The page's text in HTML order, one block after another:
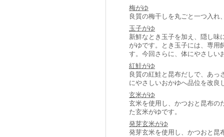
梅がゆ
良質の梅干しを丸ごと一つ入れ
玉子がゆ
新鮮なとき玉子を加え、隠し味
がゆです。とき玉子には、専用
す。今回さらに、体にやさしい
紅鮭がゆ
良質の紅鮭と昆布だしで、あ
にやさしいおかゆへ品位を改良
玄米がゆ
玄米を使用し、かつおと昆布の
た玄米がゆです。
発芽玄米がゆ
発芽玄米を使用し、かつおと昆